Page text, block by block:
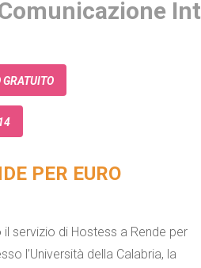
PER EURO
servizio di Hostess a Rende per
l’Università della Calabria, la